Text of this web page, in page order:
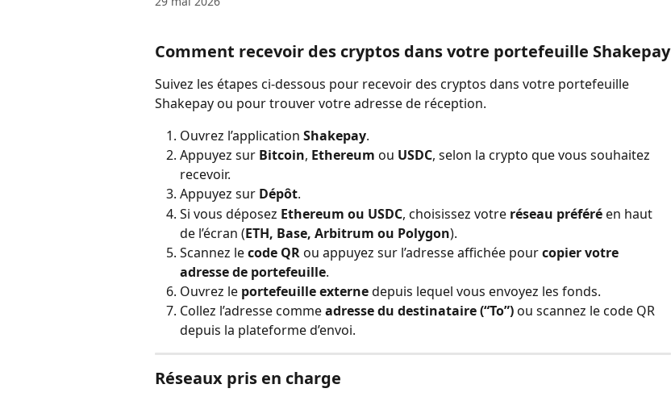
Comment recevoir des cryptos dans votre portefeuille Shakepay
Suivez les étapes ci-dessous pour recevoir des cryptos dans votre portefeuille
Shakepay ou pour trouver votre adresse de réception.
Ouvrez l’application Shakepay.
Appuyez sur Bitcoin, Ethereum ou USDC, selon la crypto que vous souhaitez
recevoir.
Appuyez sur Dépôt.
Si vous déposez Ethereum ou USDC, choisissez votre réseau préféré en haut
de l’écran (ETH, Base, Arbitrum ou Polygon).
Scannez le code QR ou appuyez sur l’adresse affichée pour copier votre
adresse de portefeuille.
Ouvrez le portefeuille externe depuis lequel vous envoyez les fonds.
Collez l’adresse comme adresse du destinataire (“To”) ou scannez le code QR
depuis la plateforme d’envoi.
Réseaux pris en charge